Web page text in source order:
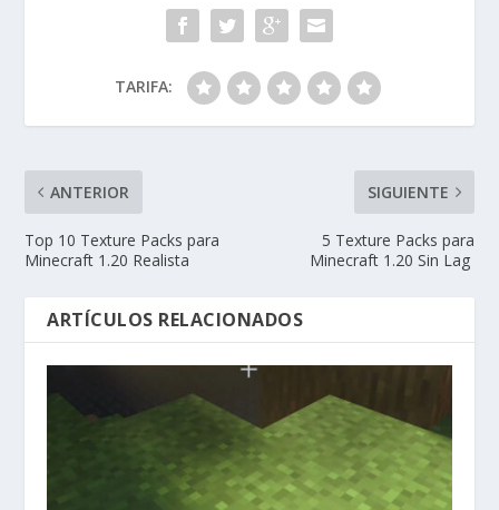
TARIFA:
ANTERIOR
Top 10 Texture Packs para
Minecraft 1.20 Realista
SIGUIENTE
5 Texture Packs para
Minecraft 1.20 Sin Lag
ARTÍCULOS RELACIONADOS